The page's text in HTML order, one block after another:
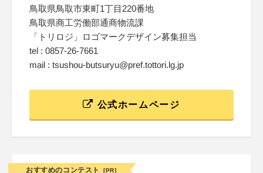
鳥取県鳥取市東町1丁目220番地
鳥取県商工労働部通商物流課
「トリロジ」ロゴマークデザイン募集担当
tel : 0857-26-7661
mail : tsushou-butsuryu@pref.tottori.lg.jp
公式ホームページ
おすすめのコンテスト [PR]